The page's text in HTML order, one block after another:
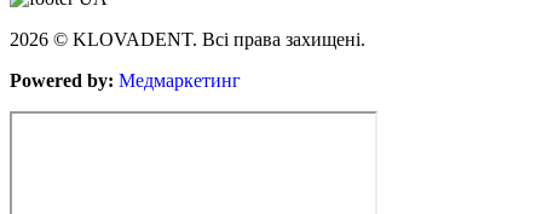
2026 © KLOVADENT. Всі права захищені.
Powered by: Медмаркетинг